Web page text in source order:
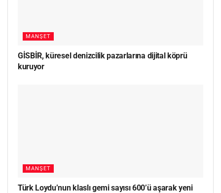
MANŞET
GİSBİR, küresel denizcilik pazarlarına dijital köprü
kuruyor
MANŞET
Türk Loydu’nun klaslı gemi sayısı 600’ü aşarak yeni